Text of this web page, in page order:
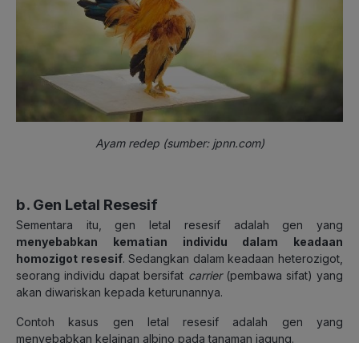
Ayam redep (sumber: jpnn.com)
b. Gen Letal Resesif
Sementara itu, gen letal resesif adalah gen yang
menyebabkan kematian individu dalam keadaan
homozigot resesif. Sedangkan dalam keadaan heterozigot,
seorang individu dapat bersifat carrier(pembawa sifat) yang
akan diwariskan kepada keturunannya.
Contoh kasus gen letal resesif adalah gen yang
menyebabkan kelainan albino pada tanaman jagung.